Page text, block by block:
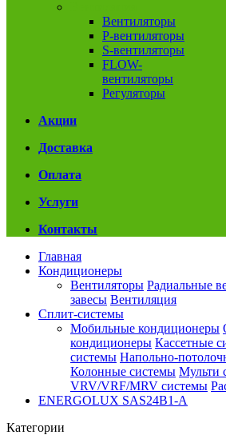
Вентиляторы
P-вентиляторы
S-вентиляторы
FLOW-
вентиляторы
Регуляторы
Акции
Доставка
Оплата
Услуги
Контакты
Главная
Кондиционеры
Вентиляторы Радиальные
завесы Вентиляция
Сплит-системы
Мобильные кондиционеры
кондиционеры Кассетные
системы Напольно-
Колонные системы Мульти
VRV/VRF/MRV системы
ENERGOLUX SAS24B1-A
Категории